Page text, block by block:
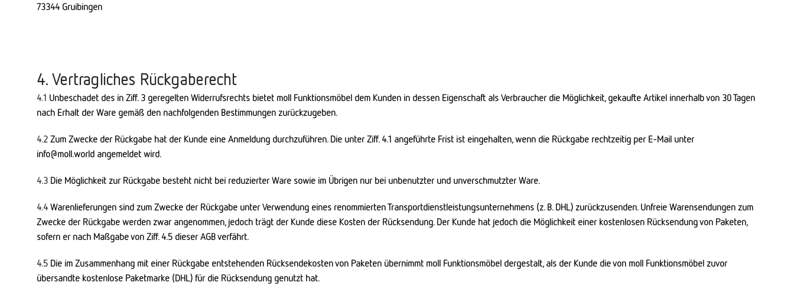
73344 Gruibingen
4. Vertragliches Rückgaberecht
4.1 Unbeschadet des in Ziff. 3 geregelten Widerrufsrechts bietet moll Funktionsmöbel dem Kunden in dessen Eigenschaft als Verbraucher die Möglichkeit, gekaufte Artikel innerhalb von 30 Tagen
nach Erhalt der Ware gemäß den nachfolgenden Bestimmungen zurückzugeben.
4.2 Zum Zwecke der Rückgabe hat der Kunde eine Anmeldung durchzuführen. Die unter Ziff. 4.1 angeführte Frist ist eingehalten, wenn die Rückgabe rechtzeitig per E-Mail unter
info@moll.world angemeldet wird.
4.3 Die Möglichkeit zur Rückgabe besteht nicht bei reduzierter Ware sowie im Übrigen nur bei unbenutzter und unverschmutzter Ware.
4.4Warenlieferungen sind zum Zwecke der Rückgabe unter Verwendung eines renommierten Transportdienstleistungsunternehmens (z. B. DHL) zurückzusenden. Unfreie Warensendungen zum
Zwecke der Rückgabe werden zwar angenommen, jedoch trägt der Kunde diese Kosten der Rücksendung. Der Kunde hat jedoch die Möglichkeit einer kostenlosen Rücksendung von Paketen,
sofern er nach Maßgabe von Ziff. 4.5 dieser AGB verfährt.
4.5 Die im Zusammenhang mit einer Rückgabe entstehenden Rücksendekosten von Paketen übernimmt moll Funktionsmöbel dergestalt, als der Kunde die von moll Funktionsmöbel zuvor
übersandte kostenlose Paketmarke (DHL) für die Rücksendung genutzt hat.